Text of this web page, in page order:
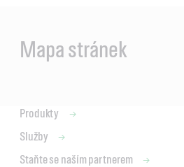
Mapa stránek
Produkty
Služby
Staňte se naším partnerem